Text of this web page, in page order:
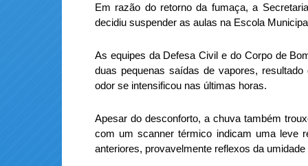
Em razão do retorno da fumaça, a
decidiu suspender as aulas na Escola
As equipes da Defesa Civil e do Corpo de
duas pequenas saídas de vapores,
odor se intensificou nas últimas horas.
Apesar do desconforto, a chuva também
com um scanner térmico indicam uma leve
anteriores, provavelmente reflexos da